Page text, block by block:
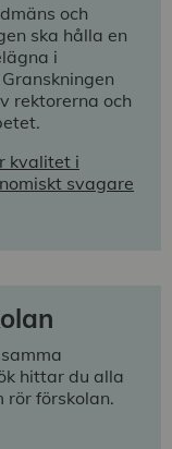
och
ska hålla en
i
rektorerna och
kvalitet i
svagare
hittar du alla
rör förskolan.